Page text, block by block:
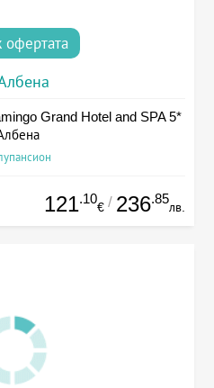
офертата
Grand Hotel and SPA 5*
121.10
€ / 236.85
лв.